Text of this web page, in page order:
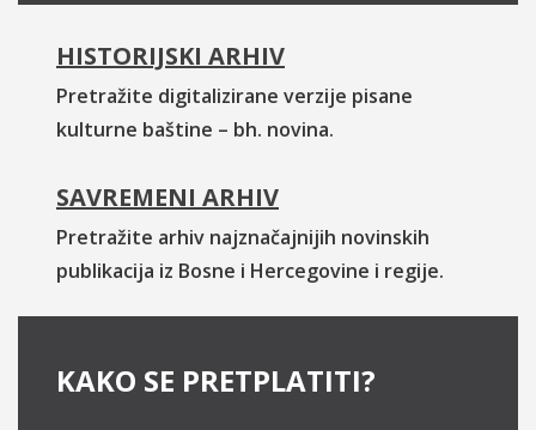
HISTORIJSKI ARHIV
Pretražite digitalizirane verzije pisane
kulturne baštine – bh. novina.
SAVREMENI ARHIV
Pretražite arhiv najznačajnijih novinskih
publikacija iz Bosne i Hercegovine i regije.
KAKO SE PRETPLATITI?